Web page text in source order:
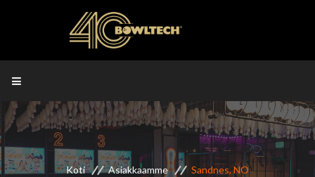
Koti Asiakkaamme Sandnes, NO